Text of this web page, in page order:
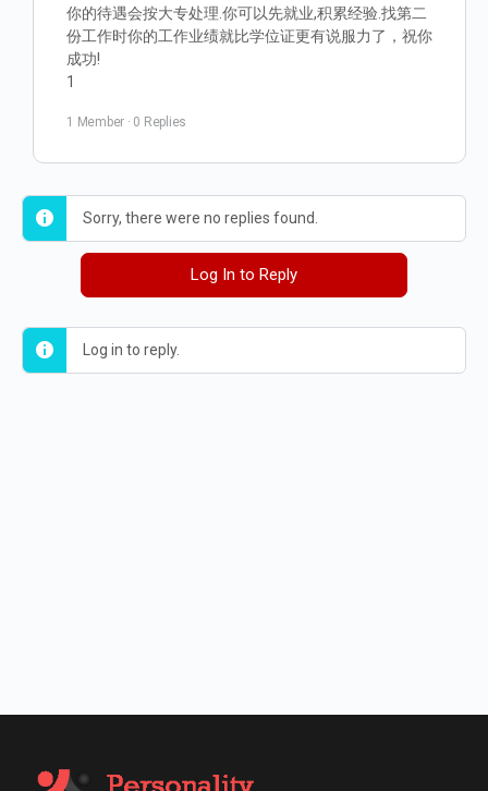
你的待遇会按大专处理.你可以先就业,积累经验.找第二
份工作时你的工作业绩就比学位证更有说服力了，祝你
成功!
1
1 Member · 0 Replies
Sorry, there were no replies found.
Log In to Reply
Log in to reply.